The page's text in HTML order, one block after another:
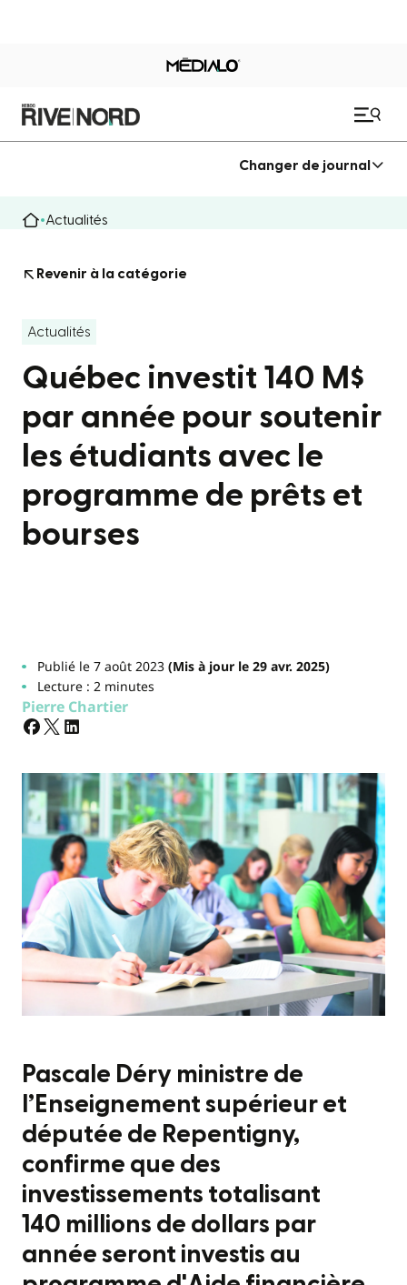
Changer de journal
Actualités
Revenir à la catégorie
Actualités
Québec investit 140 M$
par année pour soutenir
les étudiants avec le
programme de prêts et
bourses
Publié le 7 août 2023(Mis à jour le 29 avr. 2025)
Lecture : 2 minutes
Pierre Chartier
Pascale Déry ministre de
l’Enseignement supérieur et
députée de Repentigny,
confirme que des
investissements totalisant
140 millions de dollars par
année seront investis au